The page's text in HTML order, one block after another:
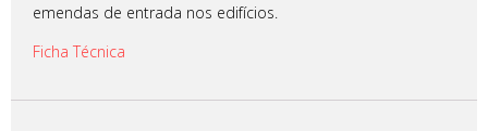
emendas de entrada nos edifícios.
Ficha Técnica